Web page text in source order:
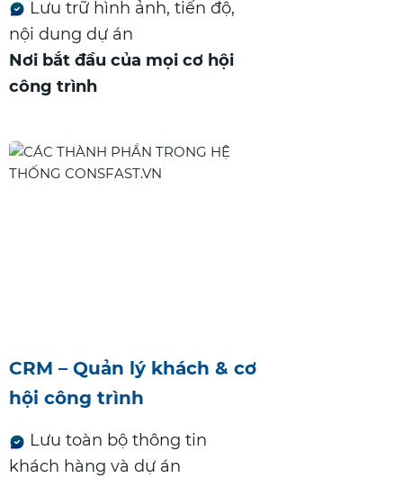
Lưu trữ hình ảnh, tiến độ,
nội dung dự án
Nơi bắt đầu của mọi cơ hội
công trình
CRM – Quản lý khách & cơ
hội công trình
Lưu toàn bộ thông tin
khách hàng và dự án